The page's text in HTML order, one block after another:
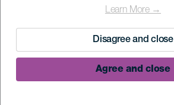
Learn More →
Disagree and close
Agree and close